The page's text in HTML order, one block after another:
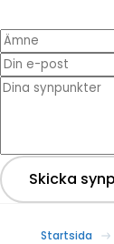
Ämne
Din e-post
* Dina synpunkter
Skicka
Startsida